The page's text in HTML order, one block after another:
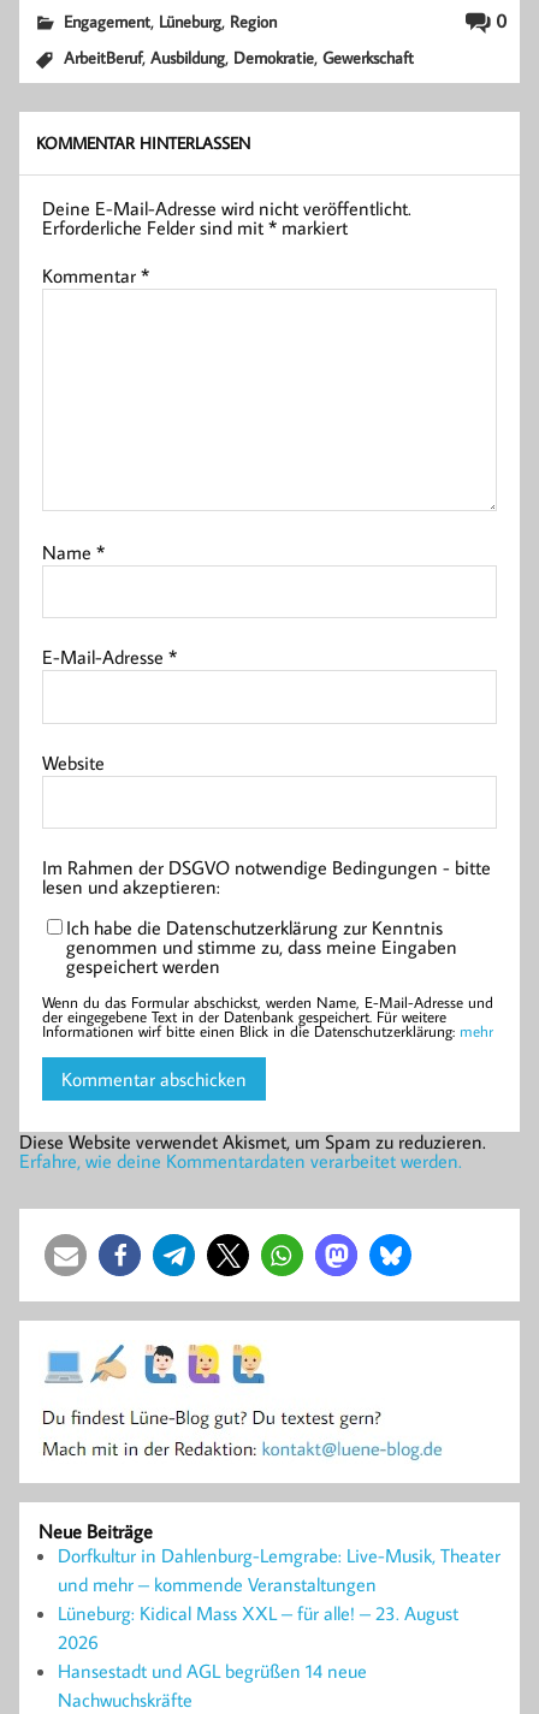
0
Engagement, Lüneburg, Region
ArbeitBeruf,Ausbildung, Demokratie,Gewerkschaft
KOMMENTAR HINTERLASSEN
Deine E-Mail-Adresse wird nicht veröffentlicht.
Erforderliche Felder sind mit* markiert
Kommentar*
Name*
E-Mail-Adresse*
Website
Im Rahmen der DSGVO notwendige Bedingungen - bitte
lesen und akzeptieren:
Ich habe die Datenschutzerklärung zur Kenntnis
genommen und stimme zu, dass meine Eingaben
gespeichert werden
Wenn du das Formular abschickst, werden Name, E-Mail-Adresse und
der eingegebene Text in der Datenbank gespeichert. Für weitere
Informationen wirf bitte einen Blick in die Datenschutzerklärung: mehr
Diese Website verwendet Akismet, um Spam zu reduzieren.
Erfahre, wie deine Kommentardaten verarbeitet werden.
Neue Beiträge
Dorfkultur in Dahlenburg-Lemgrabe: Live-Musik, Theater
und mehr – kommende Veranstaltungen
Lüneburg: Kidical Mass XXL – für alle! – 23. August
2026
Hansestadt und AGL begrüßen 14 neue
Nachwuchskräfte